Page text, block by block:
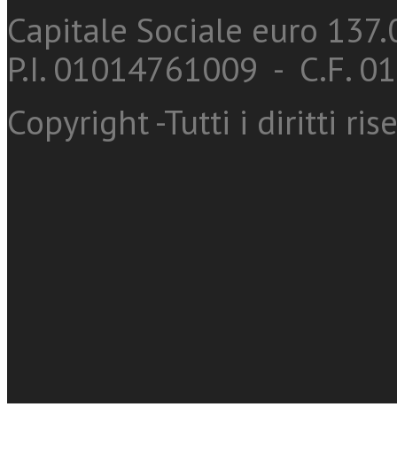
Capitale Sociale euro
P.I. 01014761009 - C.F.
Copyright -Tutti i diritti